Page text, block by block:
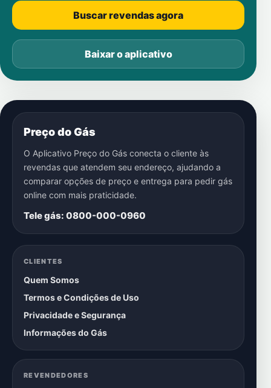
Buscar revendas agora
Baixar o aplicativo
Preço do Gás
O Aplicativo Preço do Gás conecta o cliente às
revendas que atendem seu endereço, ajudando a
comparar opções de preço e entrega para pedir gás
online com mais praticidade.
Tele gás: 0800-000-0960
CLIENTES
Quem Somos
Termos e Condições de Uso
Privacidade e Segurança
Informações do Gás
REVENDEDORES